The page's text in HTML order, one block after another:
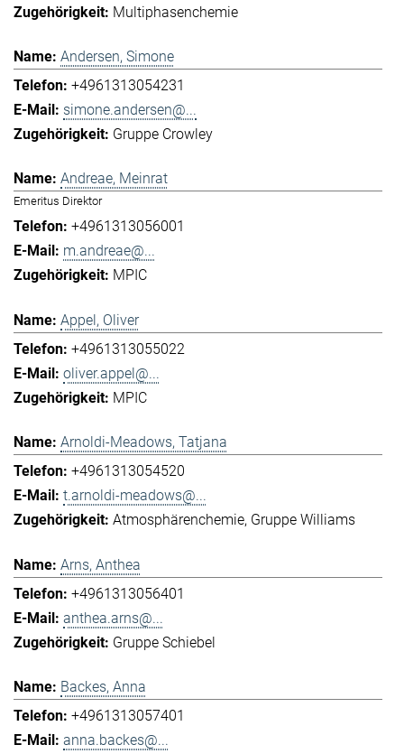
Multiphasenchemie
Andersen, Simone
+4961313054231
simone.andersen@...
Gruppe Crowley
Andreae, Meinrat
Emeritus Direktor
+4961313056001
m.andreae@...
MPIC
Appel, Oliver
+4961313055022
oliver.appel@...
MPIC
Arnoldi-Meadows, Tatjana
+4961313054520
t.arnoldi-meadows@...
Atmosphärenchemie Gruppe Williams
Arns, Anthea
+4961313056401
anthea.arns@...
Gruppe Schiebel
Backes, Anna
+4961313057401
anna.backes@...